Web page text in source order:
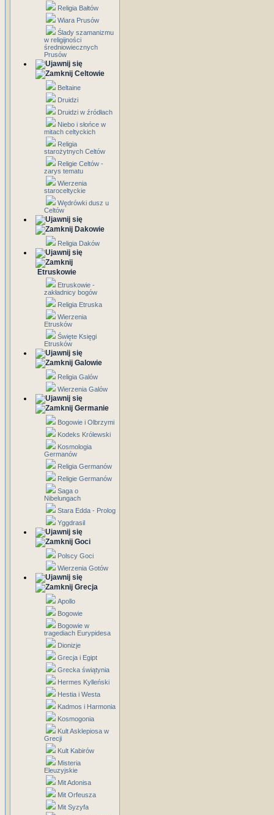
Religia Bałtów
Wiara Prusów
Ślady szamanizmu
w religijności
średniowiecznych
Prusów
Celtowie
Beltaine
Druidzi
Druidzi w źródłach
Niebo i słońce w
mitach celtyckich
Religia
starożytnych Celtów
Religie Celtów -
zarys tematu
Wierzenia
staroceltyckie
Wędrówki dusz u
Celtów
Dakowie
Religia Daków
Etruskowie
Etruskowie -
zakładnicy bogów
Religia Etruska
Wierzenia
Etrusków
Święte Księgi
Etrusków
Galowie
Religia Galów
Wierzenia Galów
Germanie
Bogowie i Olbrzymi
Kodeks Królewski
Kosmologia
Germanów
Religia Germanów
Religie Germanów
Saga o
Nibelungach
Stara Edda - Prolog
Yggdrasil
Goci
Polscy Goci
Wierzenia Gotów
Grecja
Apollo
Bogowie
Bogowie w
tragediach Eurypidesa
Dionizje
Grecja i Egipt
Grecka świątynia
Hermes Kylleński
Hestia i Westa
Kadmos i Harmonia
Kosmogonia
Kult Asklepiosa w
Grecji
Kult Kabirów
Misteria
Eleuzyjskie
Mit Adonisa
Mit Orfeusza
Mit Syzyfa